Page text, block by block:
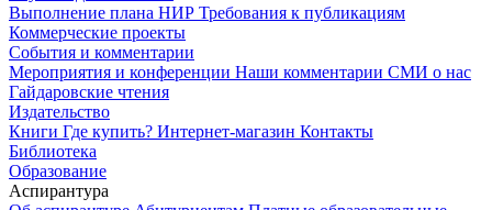
Выполнение плана НИР Требования к публикациям
Коммерческие проекты
События и комментарии
Мероприятия и конференции Наши комментарии СМИ о нас
Гайдаровские чтения
Издательство
Книги Где купить? Интернет-магазин Контакты
Библиотека
Образование
Аспирантура